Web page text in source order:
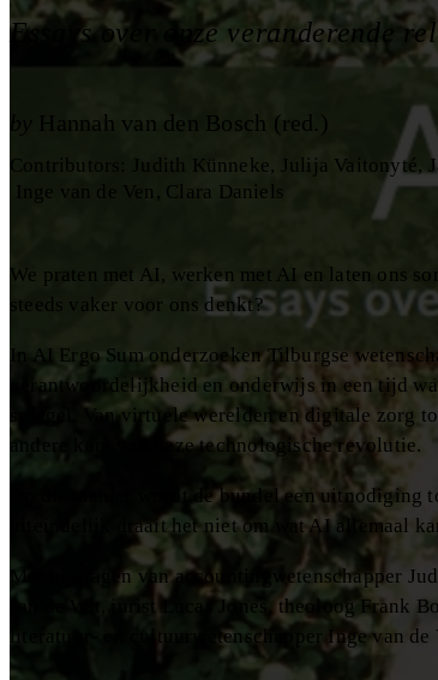
Essays over onze veranderende
Hannah van den Bosch (red.)
Contributors Judith Künneke Julija Vaitonyté
Inge van de Ven
Clara Daniels
We praten met AI, werken met AI en laten ons
steeds vaker voor ons denkt?
In AI Ergo Sum onderzoeken Tilburgse
verantwoordelijkheid en onderwijs in een tijd
spiegel. Van virtuele werelden en digitale zorg
andere kant van deze technologische revolutie.
Op die manier wordt de bundel een
uiteindelijk draait het niet om wat AI allemaal
Met bijdragen van accountingwetenschapper
Jan de Wit, jurist Lucas Jones, theoloog Frank
literatuur- en cultuurwetenschapper Inge van